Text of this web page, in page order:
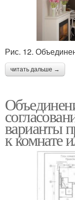
Рис. 12.
читать дальше →
варианты
к комнате